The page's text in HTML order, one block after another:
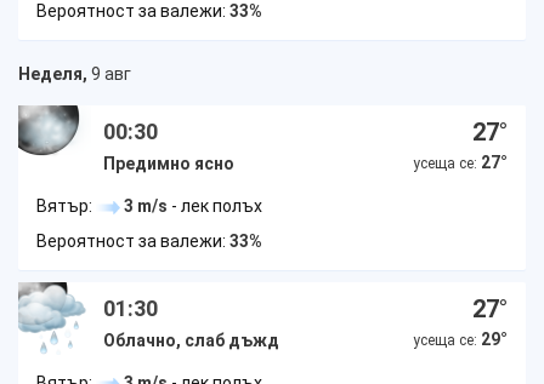
Вероятност за валежи: 33%
Неделя, 9 авг
00:30
Предимно ясно
27°
усеща се: 27°
Вятър: 3 m/s - лек полъх
Вероятност за валежи: 33%
01:30
Облачно, слаб дъжд
27°
усеща се: 29°